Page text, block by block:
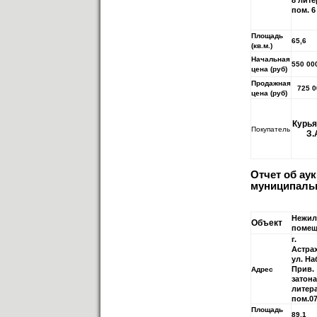
пом. 6
Площадь
(кв.м.)
65,6
Начальная
цена (руб)
550
Продажная
цена (руб)
725
Покупатель
Отчет об
Объект
Адрес
г.
ул.
Прив.
Площадь
89,1